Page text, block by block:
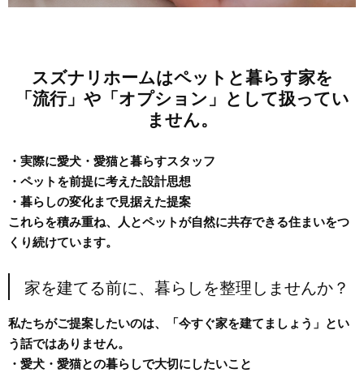
スズナリホームはペットと暮らす家を
「流行」や「オプション」として扱ってい
ません。
・実際に愛犬・愛猫と暮らすスタッフ
・ペットを前提に考えた設計思想
・暮らしの変化まで見据えた提案
これらを積み重ね、人とペットが自然に共存できる住まいをつ
くり続けています。
家を建てる前に、暮らしを整理しませんか？
私たちがご提案したいのは、「今すぐ家を建てましょう」とい
う話ではありません。
・愛犬・愛猫との暮らしで大切にしたいこと